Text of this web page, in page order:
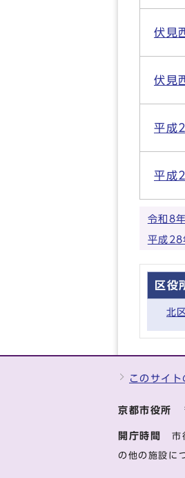
伏見
伏見
平成
平成
令和8
平成28
区役
北
このサイ
京都市役所
開庁時間 市
の他の施設に